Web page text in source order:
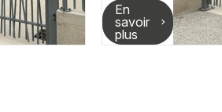
En
savoir
plus